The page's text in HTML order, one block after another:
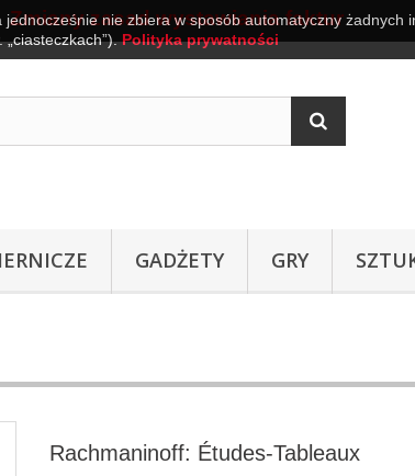
Zmiany zasad wystawiania faktur
GADŻETY GRY
Rachmaninoff: Études-Tableaux
nie zbiera w sposób automatyczny
„ciasteczkach”).Polityka prywatności